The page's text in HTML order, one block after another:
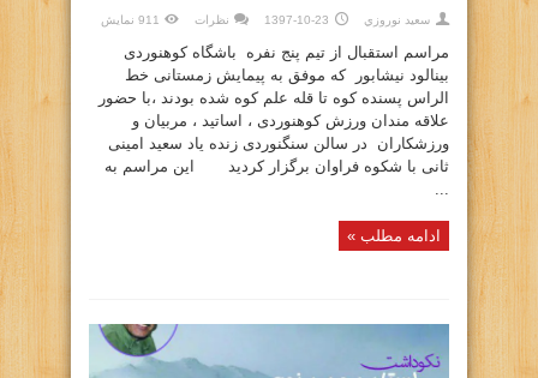
سعيد نوروزي 1397-10-23 نظرات 911 نمایش
مراسم استقبال از تیم پنج نفره باشگاه کوهنوردی
بینالود نیشابور که موفق به پیمایش زمستانی خط
الراس پسنده کوه تا قله علم کوه شده بودند ،با حضور
علاقه مندان ورزش کوهنوردی ، اساتید ، مربیان و
ورزشکاران در سالن سنگنوردی زنده یاد سعید امینی
ثانی با شکوه فراوان برگزار کردید این مراسم به
...
ادامه مطلب »